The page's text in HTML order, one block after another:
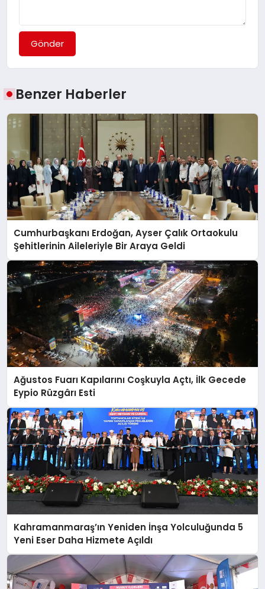
Gönder
Benzer Haberler
Cumhurbaşkanı Erdoğan, Ayser Çalık Ortaokulu
Şehitlerinin Aileleriyle Bir Araya Geldi
Ağustos Fuarı Kapılarını Coşkuyla Açtı, İlk Gecede
Eypio Rüzgârı Esti
Kahramanmaraş’ın Yeniden İnşa Yolculuğunda 5
Yeni Eser Daha Hizmete Açıldı